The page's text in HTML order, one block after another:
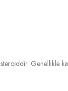
Genellikle